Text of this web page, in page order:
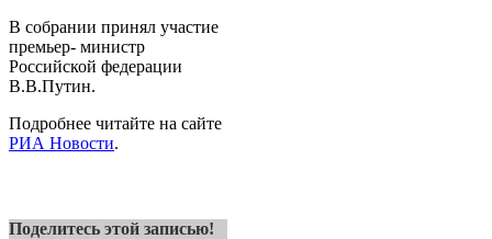
В собрании принял участие
премьер- министр
Российской федерации
В.В.Путин.
Подробнее читайте на сайте
РИА Новости.
Поделитесь этой записью!